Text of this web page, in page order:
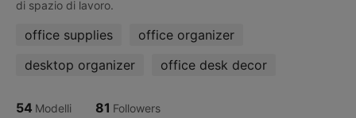
office supplies
office organizer
desktop organizer
office desk decor
54 Modelli 81 Followers